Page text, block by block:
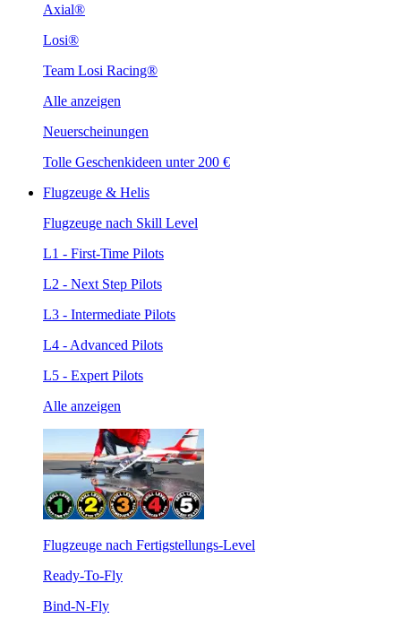
Axial®
Losi®
Team Losi Racing®
Alle anzeigen
Neuerscheinungen
Tolle Geschenkideen unter 200 €
Flugzeuge & Helis
Flugzeuge nach Skill Level
L1 - First-Time Pilots
L2 - Next Step Pilots
L3 - Intermediate Pilots
L4 - Advanced Pilots
L5 - Expert Pilots
Alle anzeigen
Flugzeuge nach Fertigstellungs-Level
Ready-To-Fly
Bind-N-Fly